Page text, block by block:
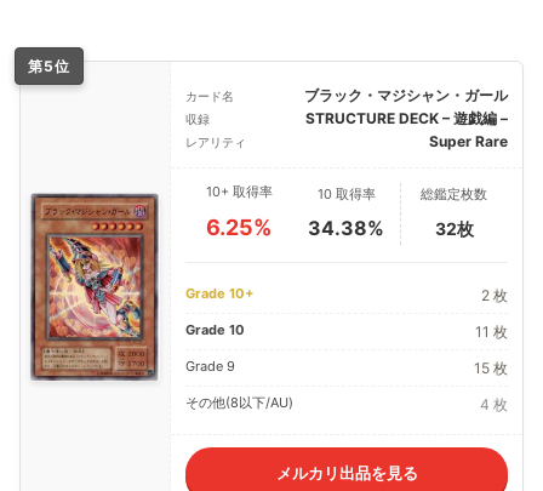
第5位
カード名 ブラック・マジシャン・ガール
収録 STRUCTURE DECK – 遊戯編 –
レアリティ Super Rare
10+ 取得率
6.25%
10 取得率
34.38%
総鑑定枚数
32枚
Grade 10+ 2 枚
Grade 10 11 枚
Grade 9 15 枚
その他(8以下/AU) 4 枚
メルカリ出品を見る